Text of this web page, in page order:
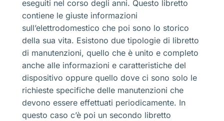
eseguiti nel corso degli anni. Questo libretto
contiene le giuste informazioni
sull’elettrodomestico che poi sono lo storico
della sua vita. Esistono due tipologie di libretto
di manutenzioni, quello che è unito e completo
anche alle informazioni e caratteristiche del
dispositivo oppure quello dove ci sono solo le
richieste specifiche delle manutenzioni che
devono essere effettuati periodicamente. In
questo caso c’è poi un secondo libretto